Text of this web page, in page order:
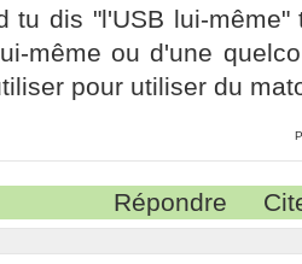
tu dis "l'USB lui-
même ou d'une
pour utiliser du
Répondre